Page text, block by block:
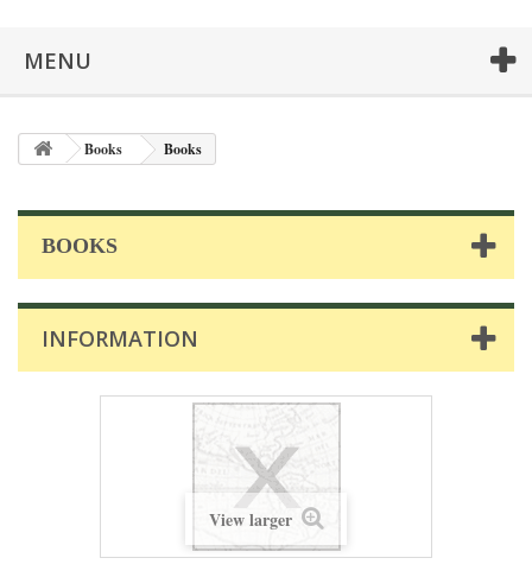
MENU
Books Books
BOOKS
INFORMATION
View larger